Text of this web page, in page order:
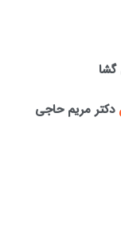
دکتر مریم حاجی